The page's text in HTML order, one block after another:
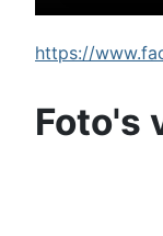
https://
Foto's